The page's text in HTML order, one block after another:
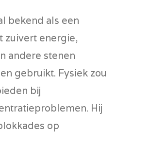
bekend als een
zuivert energie,
andere stenen
gebruikt. Fysiek zou
bij
Hij
op